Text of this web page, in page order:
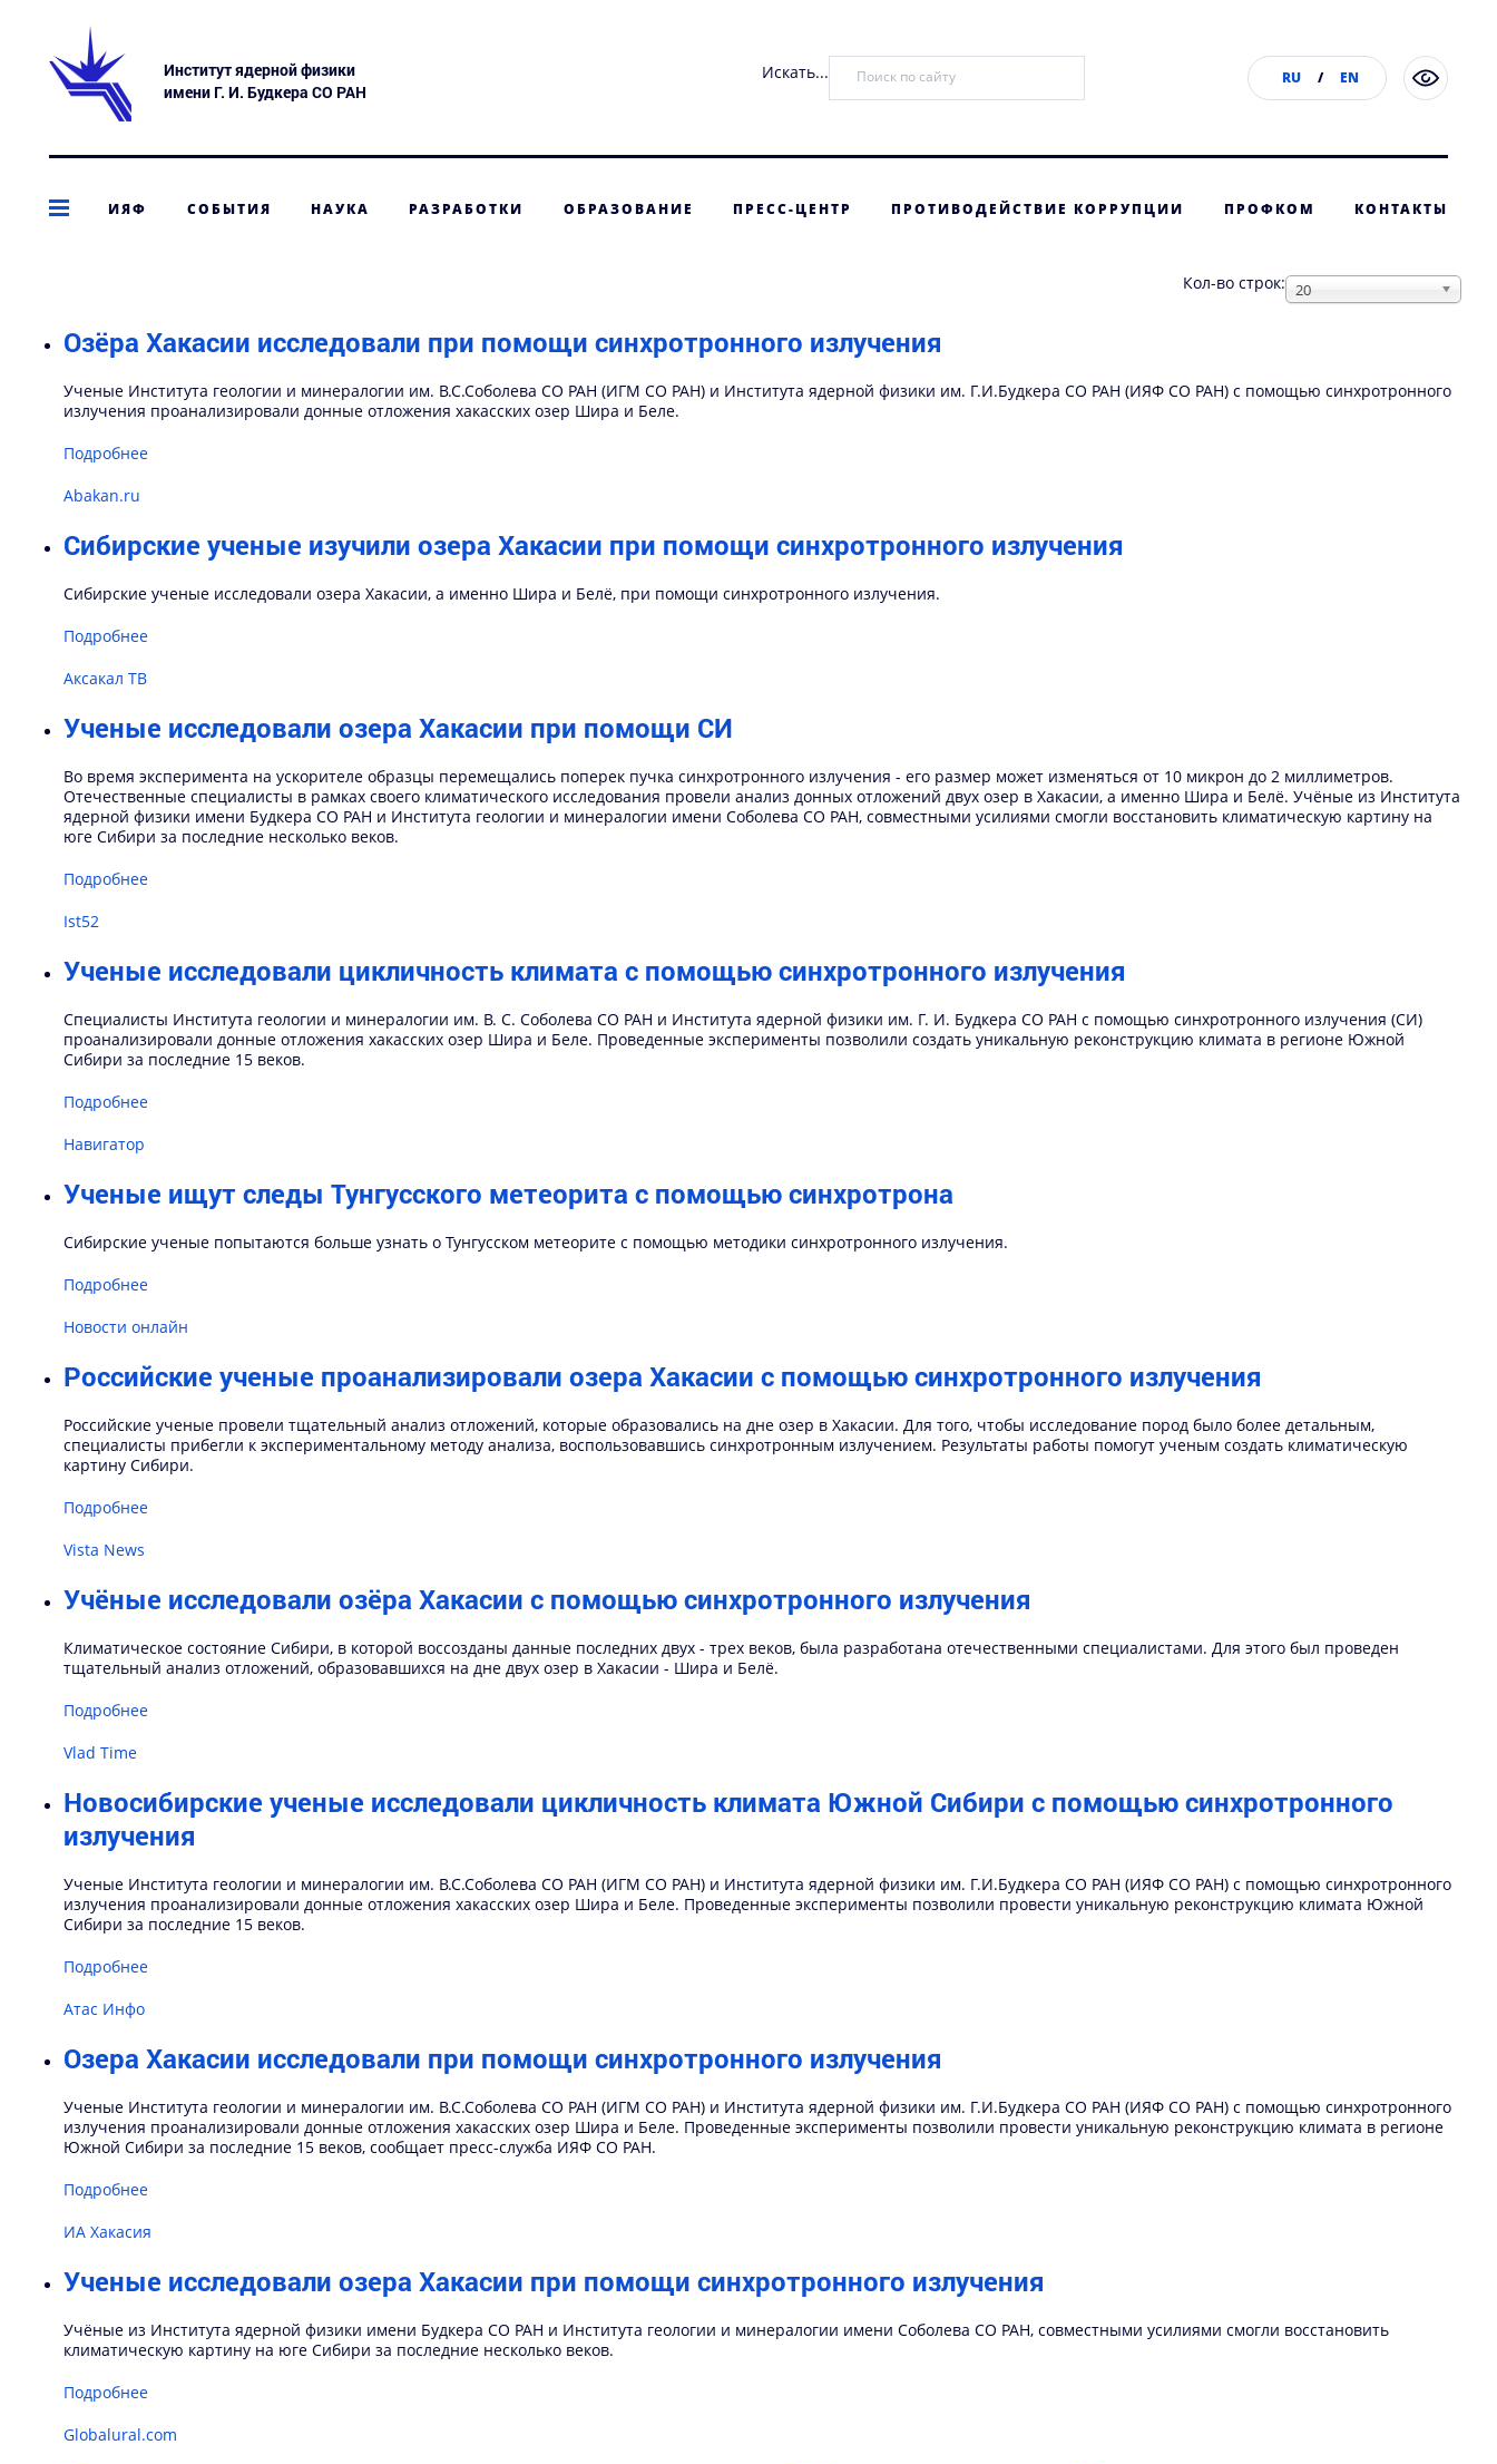
Институт ядерной физики
имени Г. И. Будкера СО РАН
RU / EN
Искать...
ИЯФ СОБЫТИЯ НАУКА РАЗРАБОТКИ ОБРАЗОВАНИЕ ПРЕСС-ЦЕНТР ПРОТИВОДЕЙСТВИЕ КОРРУПЦИИ ПРОФКОМ КОНТАКТЫ
Кол-во строк: 20
Озёра Хакасии исследовали при помощи синхротронного излучения
Ученые Института геологии и минералогии им. В.С.Соболева СО РАН (ИГМ СО РАН) и Института ядерной физики им. Г.И.Будкера СО РАН (ИЯФ СО РАН) с помощью синхротронного
излучения проанализировали донные отложения хакасских озер Шира и Беле.
Подробнее
Abakan.ru
Сибирские ученые изучили озера Хакасии при помощи синхротронного излучения
Сибирские ученые исследовали озера Хакасии, а именно Шира и Белё, при помощи синхротронного излучения.
Подробнее
Аксакал ТВ
Ученые исследовали озера Хакасии при помощи СИ
Во время эксперимента на ускорителе образцы перемещались поперек пучка синхротронного излучения - его размер может изменяться от 10 микрон до 2 миллиметров.
Отечественные специалисты в рамках своего климатического исследования провели анализ донных отложений двух озер в Хакасии, а именно Шира и Белё. Учёные из Института
ядерной физики имени Будкера СО РАН и Института геологии и минералогии имени Соболева СО РАН, совместными усилиями смогли восстановить климатическую картину на
юге Сибири за последние несколько веков.
Подробнее
Ist52
Ученые исследовали цикличность климата с помощью синхротронного излучения
Специалисты Института геологии и минералогии им. В. С. Соболева СО РАН и Института ядерной физики им. Г. И. Будкера СО РАН с помощью синхротронного излучения (СИ)
проанализировали донные отложения хакасских озер Шира и Беле. Проведенные эксперименты позволили создать уникальную реконструкцию климата в регионе Южной
Сибири за последние 15 веков.
Подробнее
Навигатор
Ученые ищут следы Тунгусского метеорита с помощью синхротрона
Сибирские ученые попытаются больше узнать о Тунгусском метеорите с помощью методики синхротронного излучения.
Подробнее
Новости онлайн
Российские ученые проанализировали озера Хакасии с помощью синхротронного излучения
Российские ученые провели тщательный анализ отложений, которые образовались на дне озер в Хакасии. Для того, чтобы исследование пород было более детальным,
специалисты прибегли к экспериментальному методу анализа, воспользовавшись синхротронным излучением. Результаты работы помогут ученым создать климатическую
картину Сибири.
Подробнее
Vista News
Учёные исследовали озёра Хакасии с помощью синхротронного излучения
Климатическое состояние Сибири, в которой воссозданы данные последних двух - трех веков, была разработана отечественными специалистами. Для этого был проведен
тщательный анализ отложений, образовавшихся на дне двух озер в Хакасии - Шира и Белё.
Подробнее
Vlad Time
Новосибирские ученые исследовали цикличность климата Южной Сибири с помощью синхротронного
излучения
Ученые Института геологии и минералогии им. В.С.Соболева СО РАН (ИГМ СО РАН) и Института ядерной физики им. Г.И.Будкера СО РАН (ИЯФ СО РАН) с помощью синхротронного
излучения проанализировали донные отложения хакасских озер Шира и Беле. Проведенные эксперименты позволили провести уникальную реконструкцию климата Южной
Сибири за последние 15 веков.
Подробнее
Атас Инфо
Озера Хакасии исследовали при помощи синхротронного излучения
Ученые Института геологии и минералогии им. В.С.Соболева СО РАН (ИГМ СО РАН) и Института ядерной физики им. Г.И.Будкера СО РАН (ИЯФ СО РАН) с помощью синхротронного
излучения проанализировали донные отложения хакасских озер Шира и Беле. Проведенные эксперименты позволили провести уникальную реконструкцию климата в регионе
Южной Сибири за последние 15 веков, сообщает пресс-служба ИЯФ СО РАН.
Подробнее
ИА Хакасия
Ученые исследовали озера Хакасии при помощи синхротронного излучения
Учёные из Института ядерной физики имени Будкера СО РАН и Института геологии и минералогии имени Соболева СО РАН, совместными усилиями смогли восстановить
климатическую картину на юге Сибири за последние несколько веков.
Подробнее
Globalural.com